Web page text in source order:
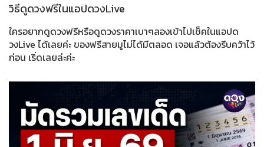
วิธีดูดวงฟรีในแอปดวงLive
ใครอยากดูดวงฟรีหรือดูดวงราคาเบาๆลองเข้าไปเช็คในแอปด
วงLive ได้เลยค่ะ ของฟรีสายมูไม่ได้มีตลอด เจอแล้วต้องรีบคว้าไว้
ก่อน เริ่ดเลยล่ะค่ะ